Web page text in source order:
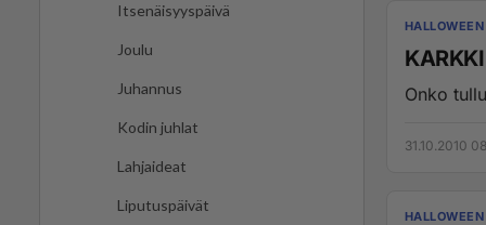
Itsenäisyyspäivä
Joulu
Juhannus
Kodin juhlat
Lahjaideat
Liputuspäivät
HALLOWEEN
Onko
31.10.2010
HALLOWEEN